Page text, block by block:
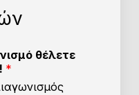
θέλετε
*